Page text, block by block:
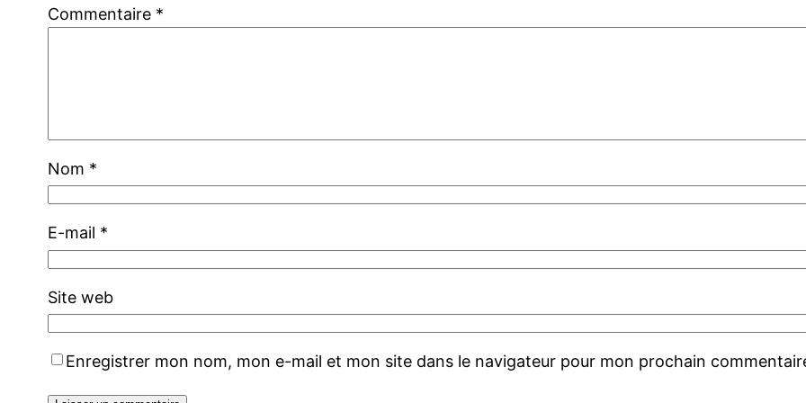
Commentaire *
Nom *
E-mail *
Site web
Enregistrer mon nom, mon e-mail et mon site dans le navigateur pour mon prochain